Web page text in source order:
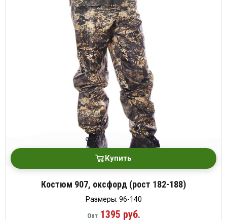
Купить
Костюм 907, оксфорд (рост 182-188)
Размеры: 96-140
Опт1395 руб.